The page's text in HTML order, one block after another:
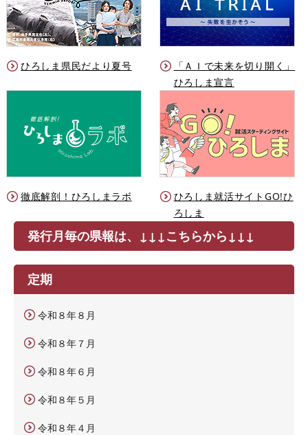
ひろしま県民だより夏号
「ＡＩで未来を切り開く」
ひろしま宣言
徹底解剖！ひろしまラボ
ひろしま就活サイトGO!ひ
ろしま
発行月毎の県報は、↓↓↓こちらから↓↓↓
定期
令和８年８月
令和８年７月
令和８年６月
令和８年５月
令和８年４月